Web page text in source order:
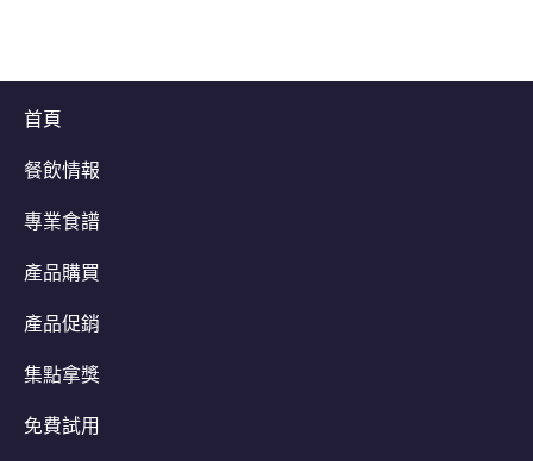
首頁
餐飲情報
專業食譜
產品購買
產品促銷
集點拿獎
免費試用